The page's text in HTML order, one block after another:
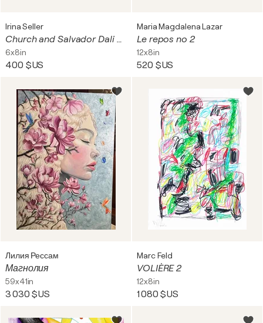
Irina Seller
Church and Salvador Dali mural
6x8in
400 $US
Maria Magdalena Lazar
Le repos no 2
12x8in
520 $US
Лилия Рессам
Магнолия
59x41in
3 030 $US
Marc Feld
VOLIÈRE 2
12x8in
1 080 $US